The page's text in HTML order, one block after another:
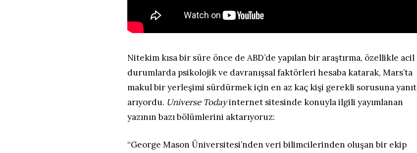
Nitekim kısa bir süre önce de ABD’de yapılan bir araştırma, özellikle acil
durumlarda psikolojik ve davranışsal faktörleri hesaba katarak, Mars’ta
makul bir yerleşimi sürdürmek için en az kaç kişi gerekli sorusuna yanıt
arıyordu. Universe Todayinternet sitesinde konuyla ilgili yayımlanan
yazının bazı bölümlerini aktarıyoruz:
“George Mason Üniversitesi’nden veri bilimcilerinden oluşan bir ekip